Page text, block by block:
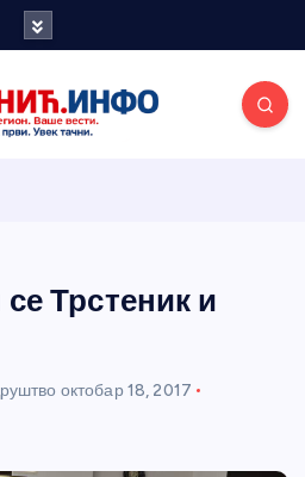
портал
Трстеник и
октобар 18, 2017